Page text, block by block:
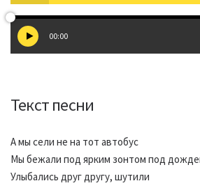
00:00
Текст песни
А мы сели не на тот автобус
Мы бежали под ярким зонтом под
Улыбались друг другу, шутили